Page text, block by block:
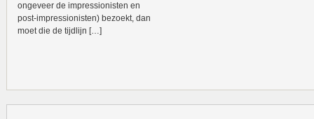
ongeveer de impressionisten en
post-impressionisten) bezoekt, dan
moet die de tijdlijn […]